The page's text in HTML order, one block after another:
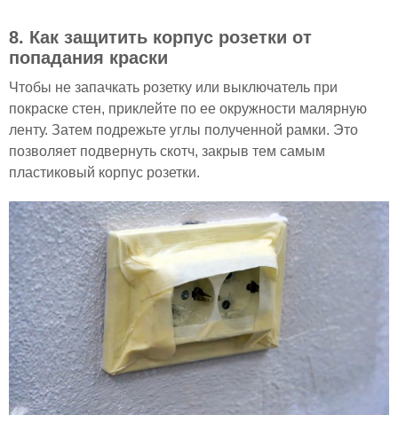
8. Как защитить корпус розетки от
попадания краски
Чтобы не запачкать розетку или выключатель при
покраске стен, приклейте по ее окружности малярную
ленту. Затем подрежьте углы полученной рамки. Это
позволяет подвернуть скотч, закрыв тем самым
пластиковый корпус розетки.